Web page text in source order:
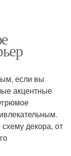
если вы
акцентные
декора, от